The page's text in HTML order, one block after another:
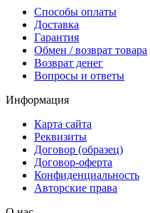
Способы оплаты
Доставка
Гарантия
Обмен / возврат товара
Возврат денег
Вопросы и ответы
Информация
Карта сайта
Реквизиты
Договор (образец)
Договор-оферта
Конфиденциальность
Авторские права